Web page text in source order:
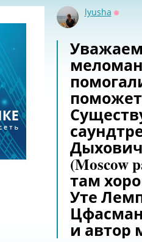
lyusha
(Moscow
там
Уте
и автор